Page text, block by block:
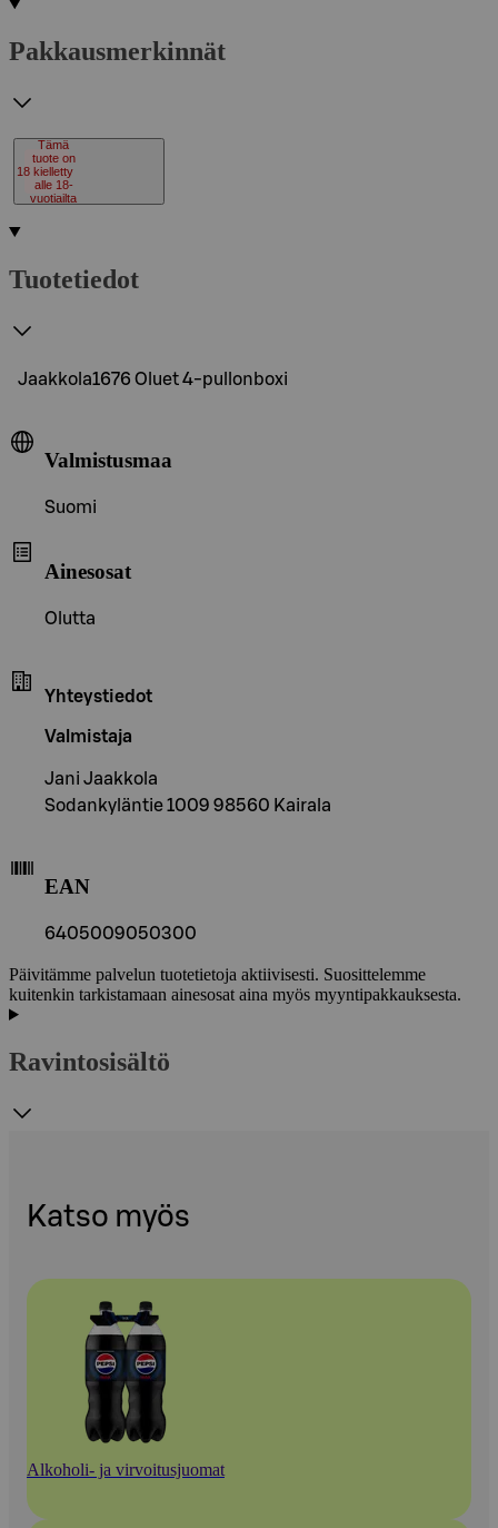
Pakkausmerkinnät
18
Tämä
tuote on
kielletty
alle 18-
vuotiailta
Tuotetiedot
Jaakkola1676 Oluet 4-pullonboxi
Valmistusmaa
Suomi
Ainesosat
Olutta
Yhteystiedot
Valmistaja
Jani Jaakkola
Sodankyläntie 1009 98560 Kairala
EAN
6405009050300
Päivitämme palvelun tuotetietoja aktiivisesti. Suosittelemme
kuitenkin tarkistamaan ainesosat aina myös myyntipakkauksesta.
Ravintosisältö
Katso myös
Alkoholi- ja virvoitusjuomat